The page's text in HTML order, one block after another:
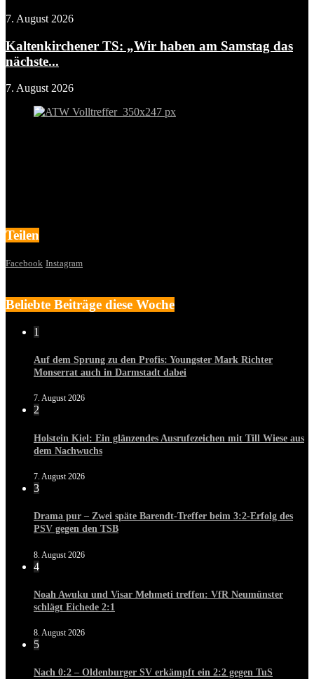
7. August 2026
Kaltenkirchener TS: „Wir haben am Samstag das
nächste...
7. August 2026
Teilen
Facebook Instagram
Beliebte Beiträge diese Woche
1
Auf dem Sprung zu den Profis: Youngster Mark Richter
Monserrat auch in Darmstadt dabei
7. August 2026
2
Holstein Kiel: Ein glänzendes Ausrufezeichen mit Till Wiese aus
dem Nachwuchs
7. August 2026
3
Drama pur – Zwei späte Barendt-Treffer beim 3:2-Erfolg des
PSV gegen den TSB
8. August 2026
4
Noah Awuku und Visar Mehmeti treffen: VfR Neumünster
schlägt Eichede 2:1
8. August 2026
5
Nach 0:2 – Oldenburger SV erkämpft ein 2:2 gegen TuS